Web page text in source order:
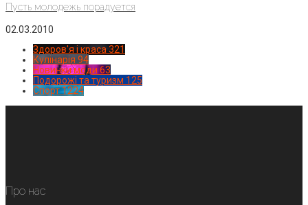
Пусть молодежь порадуется
02.03.2010
Здоров'я і краса 321
Кулінарія 94
Новинки моди 63
Подорожі та туризм 125
Спорт1224
Про нас